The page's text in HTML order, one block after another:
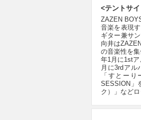
<テントサ
ZAZEN
音楽を表現
ギター兼サ
向井は
の音楽性を
年1月に1st
月に3rdアル
「すとー
SESSION」
ク）」など